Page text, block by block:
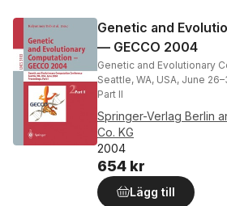
Genetic and
— GECCO 2004
Genetic and Evolutionary
Seattle, WA, USA, June
Part II
Springer-Verlag Berlin
Co. KG
2004
654 kr
Lägg till